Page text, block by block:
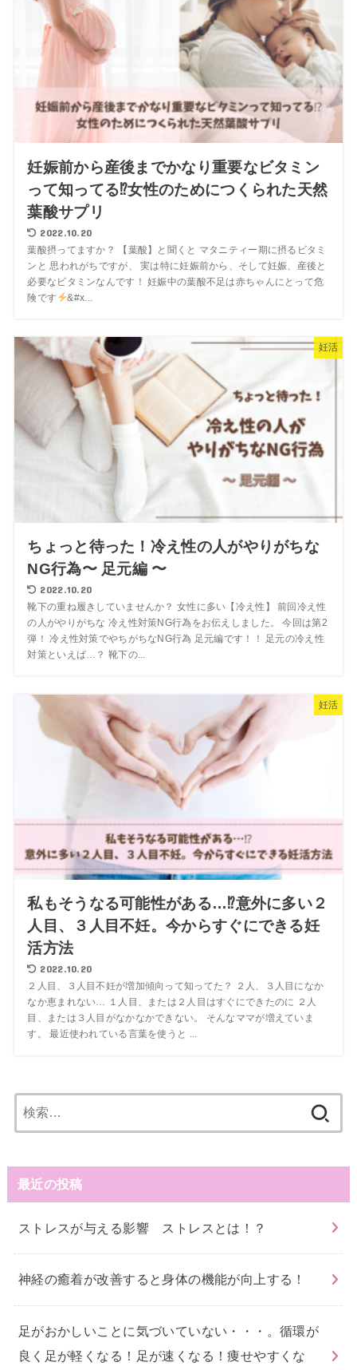
妊娠前から産後までかなり重要なビタミン
って知ってる⁉︎女性のためにつくられた天然
葉酸サプリ
2022.10.20
葉酸摂ってますか？ 【葉酸】と聞くと マタニティー期に摂るビタミ
ンと 思われがちですが、 実は特に妊娠前から、そして妊娠、産後と
必要なビタミンなんです！ 妊娠中の葉酸不足は赤ちゃんにとって危
険です
&#x...
妊活
ちょっと待った！冷え性の人がやりがちな
NG行為〜 足元編 〜
2022.10.20
靴下の重ね履きしていませんか？ 女性に多い【冷え性】 前回冷え性
の人がやりがちな 冷え性対策NG行為をお伝えしました。 今回は第2
弾！ 冷え性対策でやちがちなNG行為 足元編です！！ 足元の冷え性
対策といえば…？ 靴下の...
妊活
私もそうなる可能性がある…⁉︎意外に多い２
人目、３人目不妊。今からすぐにできる妊
活方法
2022.10.20
２人目、３人目不妊が増加傾向って知ってた？ ２人、３人目になか
なか恵まれない… １人目、または２人目はすぐにできたのに ２人
目、または３人目がなかなかできない。 そんなママが増えていま
す。 最近使われている言葉を使うと ...
索:
最近の投稿
ストレスが与える影響 ストレスとは！？
神経の癒着が改善すると身体の機能が向上する！
足がおかしいことに気づいていない・・・。循環が
良く足が軽くなる！足が速くなる！痩せやすくな